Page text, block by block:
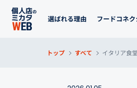
選ばれる理由 フードコネ
トップ すべて イタリア食